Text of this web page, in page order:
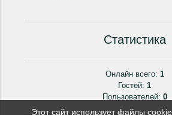
Статистика
Онлайн всего: 1
Гостей: 1
Пользователей: 0
Этот сайт использует файлы